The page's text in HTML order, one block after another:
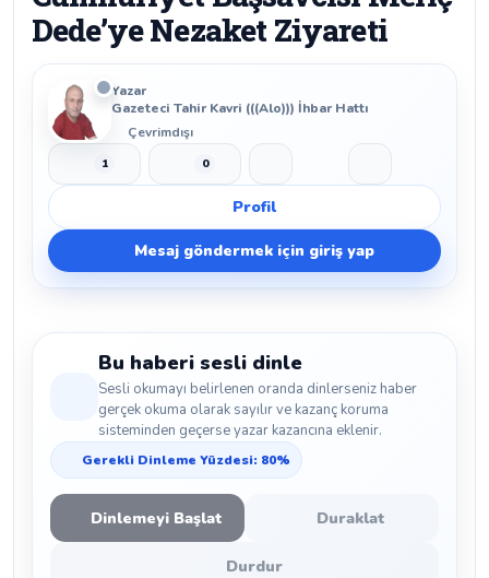
Dede’ye Nezaket Ziyareti
Yazar
Gazeteci Tahir Kavri (((Alo))) İhbar Hattı
Çevrimdışı
Beğen
1 Beğenmeme
0
Profil
Mesaj göndermek için giriş yap
Bu haberi sesli dinle
Sesli okumayı belirlenen oranda dinlerseniz haber
gerçek okuma olarak sayılır ve kazanç koruma
sisteminden geçerse yazar kazancına eklenir.
Gerekli Dinleme Yüzdesi: 80%
Dinlemeyi Başlat Duraklat
Durdur